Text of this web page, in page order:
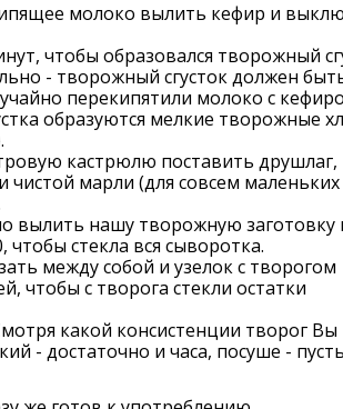
молоко вылить кефир и
чтобы образовался творожный
- творожный сгусток должен
перекипятили молоко с
образуются мелкие творожные
кастрюлю поставить друшлаг,
чистой марли (для совсем
вылить нашу творожную заготовку
чтобы стекла вся сыворотка.
между собой и узелок с творогом
чтобы с творога стекли остатки
какой консистенции творог Вы
- достаточно и часа, посуше -